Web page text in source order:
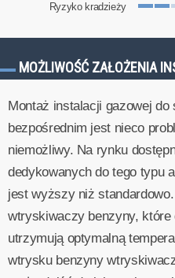
Ryzyko kradzieży
MOŻLIWOŚĆ ZAŁOŻENIA
Montaż instalacji gazowej
bezpośrednim jest nieco
niemożliwy. Na rynku
dedykowanych do tego typu
jest wyższy niż
wtryskiwaczy benzyny,
utrzymują optymalną
wtrysku benzyny